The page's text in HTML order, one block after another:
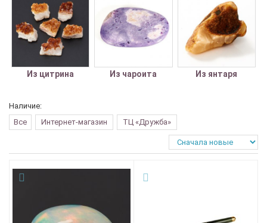
Из цитрина Из чароита Из янтаря
Наличие:
Все
Интернет-магазин ТЦ «Дружба»